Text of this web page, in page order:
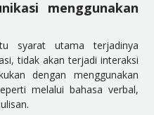
menggunakan
syarat utama terjadinya
tidak akan terjadi interaksi
dengan menggunakan
melalui bahasa verbal,